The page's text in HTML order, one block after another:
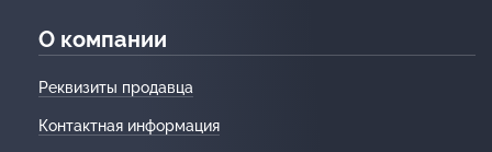
О компании
Реквизиты продавца
Контактная информация